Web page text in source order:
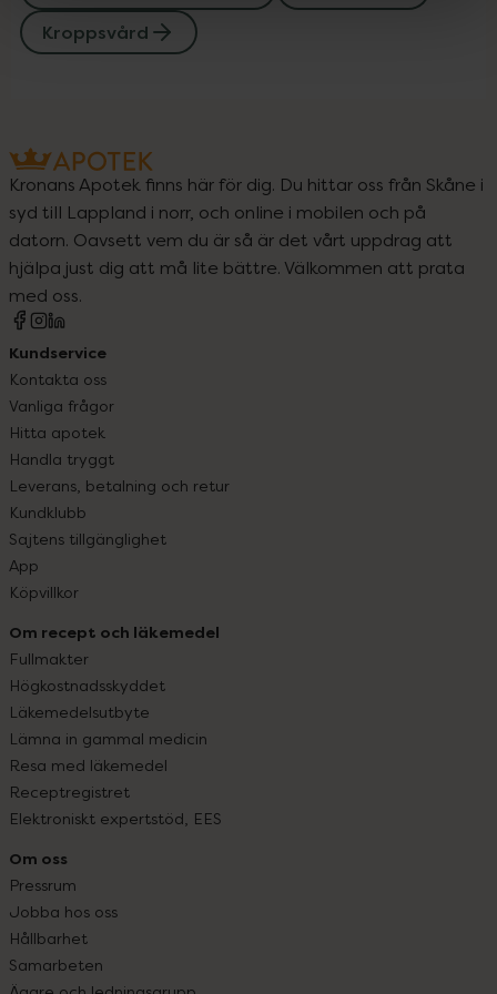
Kroppsvård
Kronans Apotek finns här för dig. Du hittar oss från Skåne i
syd till Lappland i norr, och online i mobilen och på
datorn. Oavsett vem du är så är det vårt uppdrag att
hjälpa just dig att må lite bättre. Välkommen att prata
med oss.
Kundservice
Kontakta oss
Vanliga frågor
Hitta apotek
Handla tryggt
Leverans, betalning och retur
Kundklubb
Sajtens tillgänglighet
App
Köpvillkor
Om recept och läkemedel
Fullmakter
Högkostnadsskyddet
Läkemedelsutbyte
Lämna in gammal medicin
Resa med läkemedel
Receptregistret
Elektroniskt expertstöd, EES
Om oss
Pressrum
Jobba hos oss
Hållbarhet
Samarbeten